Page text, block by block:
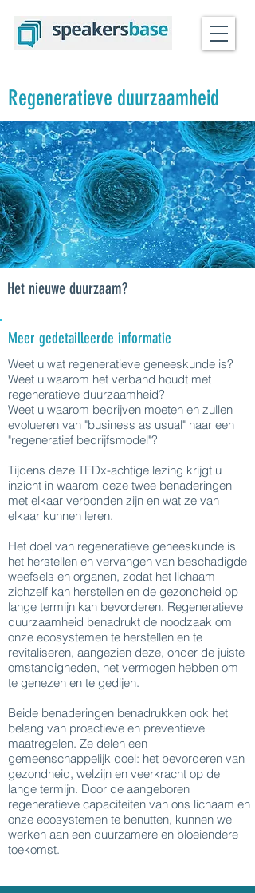
Regeneratieve duurzaamheid
Het nieuwe duurzaam?
Meer gedetailleerde informatie
Weet u wat regeneratieve geneeskunde is?
Weet u waarom het verband houdt met
regeneratieve duurzaamheid?
Weet u waarom bedrijven moeten en zullen
evolueren van "business as usual" naar een
"regeneratief bedrijfsmodel"?
Tijdens deze TEDx-achtige lezing krijgt u
inzicht in waarom deze twee benaderingen
met elkaar verbonden zijn en wat ze van
elkaar kunnen leren.
Het doel van regeneratieve geneeskunde is
het herstellen en vervangen van beschadigde
weefsels en organen, zodat het lichaam
zichzelf kan herstellen en de gezondheid op
lange termijn kan bevorderen. Regeneratieve
duurzaamheid benadrukt de noodzaak om
onze ecosystemen te herstellen en te
revitaliseren, aangezien deze, onder de juiste
omstandigheden, het vermogen hebben om
te genezen en te gedijen.
Beide benaderingen benadrukken ook het
belang van proactieve en preventieve
maatregelen. Ze delen een
gemeenschappelijk doel: het bevorderen van
gezondheid, welzijn en veerkracht op de
lange termijn. Door de aangeboren
regeneratieve capaciteiten van ons lichaam en
onze ecosystemen te benutten, kunnen we
werken aan een duurzamere en bloeiendere
toekomst.